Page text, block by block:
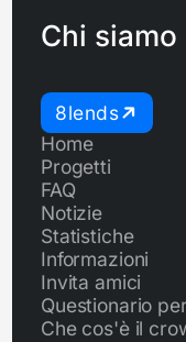
Chi siamo
8lends
Home
Progetti
FAQ
Notizie
Statistiche
Informazioni
Invita amici
Questionario
Che cos'è il